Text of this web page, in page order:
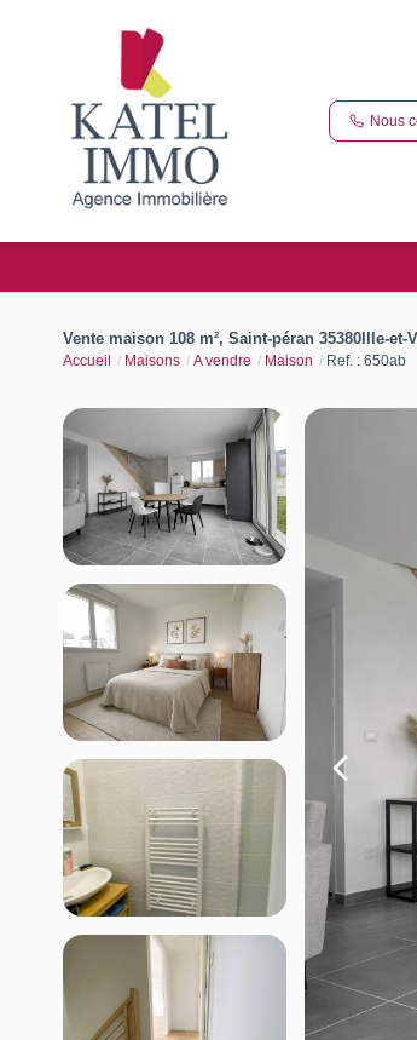
Nous
Vente maison 108 m², Saint-péran 35380Ille-et-
Accueil Maisons A vendre Maison Ref. : 650ab